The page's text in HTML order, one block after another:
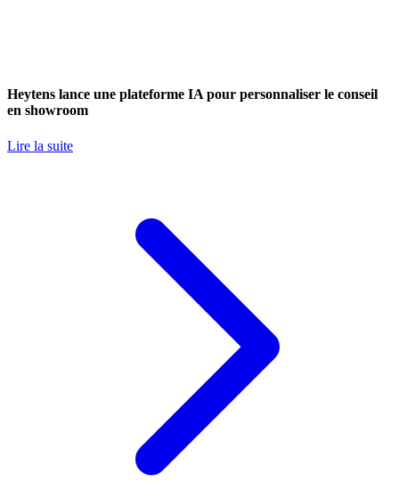
Heytens lance une plateforme IA pour personnaliser le conseil
en showroom
Lire la suite